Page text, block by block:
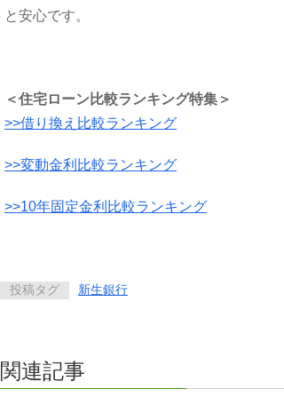
と安心です。
＜住宅ローン比較ランキング特集＞
>>借り換え比較ランキング
>>変動金利比較ランキング
>>10年固定金利比較ランキング
投稿タグ 新生銀行
関連記事